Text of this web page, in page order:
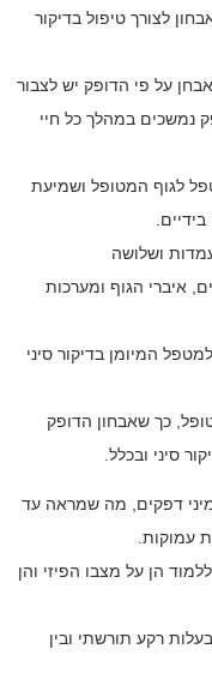
לצורך טיפול בדיקור
על פי הדופק יש לצבור
דופק נמשכים במהלך כל חיי
לגוף המטופל ושמיעת
הדופק שונה מיד ליד, ובכל יד ישנן 3 עמדות ושלושה
איברי הגוף ומערכות
המיומן בדיקור סיני
כך שאבחון הדופק
סיני ובכלל.
פי הכתבים הסיניים העתיקים קיימים 28 מיני דפקים, מה שמראה עד
עמוקות.
הן על מצבו הפיזי והן
רקע תורשתי ובין